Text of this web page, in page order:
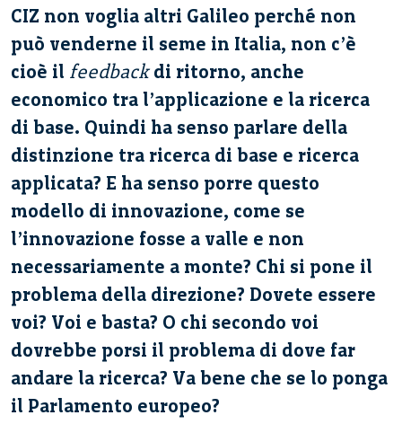
CIZ non voglia altri Galileo perché non
può venderne il seme in Italia, non c’è
cioè il feedbackdi ritorno, anche
economico tra l’applicazione e la ricerca
di base. Quindi ha senso parlare della
distinzione tra ricerca di base e ricerca
applicata? E ha senso porre questo
modello di innovazione, come se
l’innovazione fosse a valle e non
necessariamente a monte? Chi si pone il
problema della direzione? Dovete essere
voi? Voi e basta? O chi secondo voi
dovrebbe porsi il problema di dove far
andare la ricerca? Va bene che se lo ponga
il Parlamento europeo?